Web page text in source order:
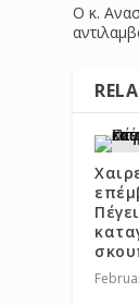
O κ.